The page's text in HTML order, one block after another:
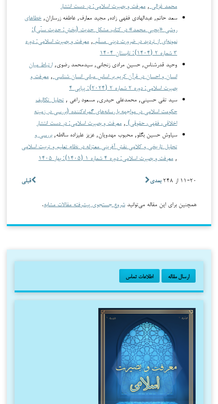
محمد غزالی , معرفت و بصیرت اسلامی: در دست انتشار
سعد حاتم, عبدالهادی فقهی ‌زاده, مجيد معارف, عاطفه زرسازان, خطاهای
روشی «یحیی محمد» در کتاب مشکل حدیث (بخش: حدیث سنّی):
نمونه‌ای از تردید در ضرورت دینی مسلّم , معرفت و بصیرت اسلامی: دوره
۳ شماره ۲ (۱۴۰۴): تابستان ۱۴۰۴
وحید قدرشناس, حسین مرادی زنجانی, سیدمحمد رضوی, ارتباط میان
انسان و احسان در قرآن کریم بر اساس مبانی انسان شناسی , معرفت و
بصیرت اسلامی: دوره ۲ شماره ۲ (۲۰۲۴): پیاپی ۴
سید تقی حسینی, محمدعلی حیدری, مسعود راعی , تحلیل تکالیف
حکومت اسلامی در مواجهه با رسانه‌های گمراه‌کننده (بررسی در زمینه
اخلاقی، فقهی، حقوقی) , معرفت و بصیرت اسلامی: در دست انتشار
سیاوش حسین بگلو, محبوب مهدویان, عزیز علیزاده سالطه,بررسی و
تحلیل تاریخی و کلامی نقش آفرینی معتزله در نظام تعلیم و تربیت اسلامی
, معرفت و بصیرت اسلامی: دوره ۴ شماره ۱ (۱۴۰۵): بهار ۱۴۰۵
قبلی ۱۱-۲۰ از ۲۴۸ بعدی
همچنین برای این مقاله می‌توانید شروع جستجوی پیشرفته مقالات مشابه.
ارسال مقاله اطلاعات تماس